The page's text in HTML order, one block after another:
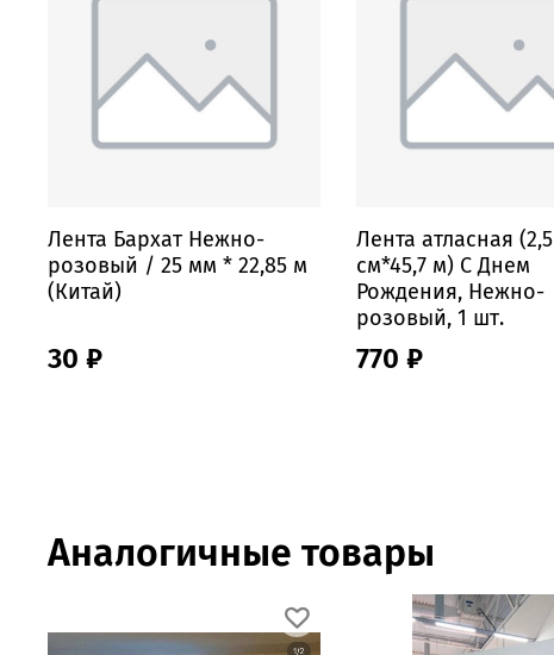
Лента Бархат Нежно-
розовый / 25 мм * 22,85 м
(Китай)
30 ₽
Лента атласная (2,5
см*45,7 м) С Днем
Рождения, Нежно-
розовый, 1 шт.
770 ₽
Аналогичные товары